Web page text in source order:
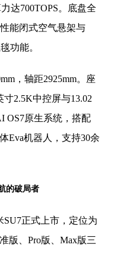
达700TOPS。底盘全
能闭式空气悬架与
功能。
，轴距2925mm。座
2.5K中控屏与13.02
OS7原生系统，搭配
Eva机器人，支持30余
的破局者
SU7正式上市，定位为
版、Pro版、Max版三